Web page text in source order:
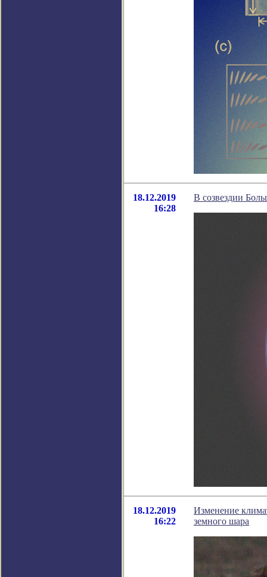
18.12.2019
16:28
В созвездии
18.12.2019
16:22
Изменение
земного шара